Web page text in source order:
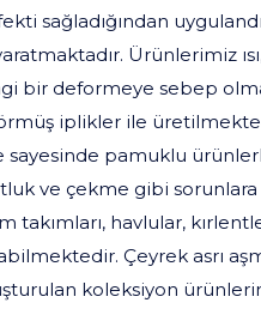
sağladığından
Ürünlerimiz
bir deformeye sebep
iplikler ile
pamuklu
ve çekme gibi
takımları, havlular,
Çeyrek asrı
koleksiyon